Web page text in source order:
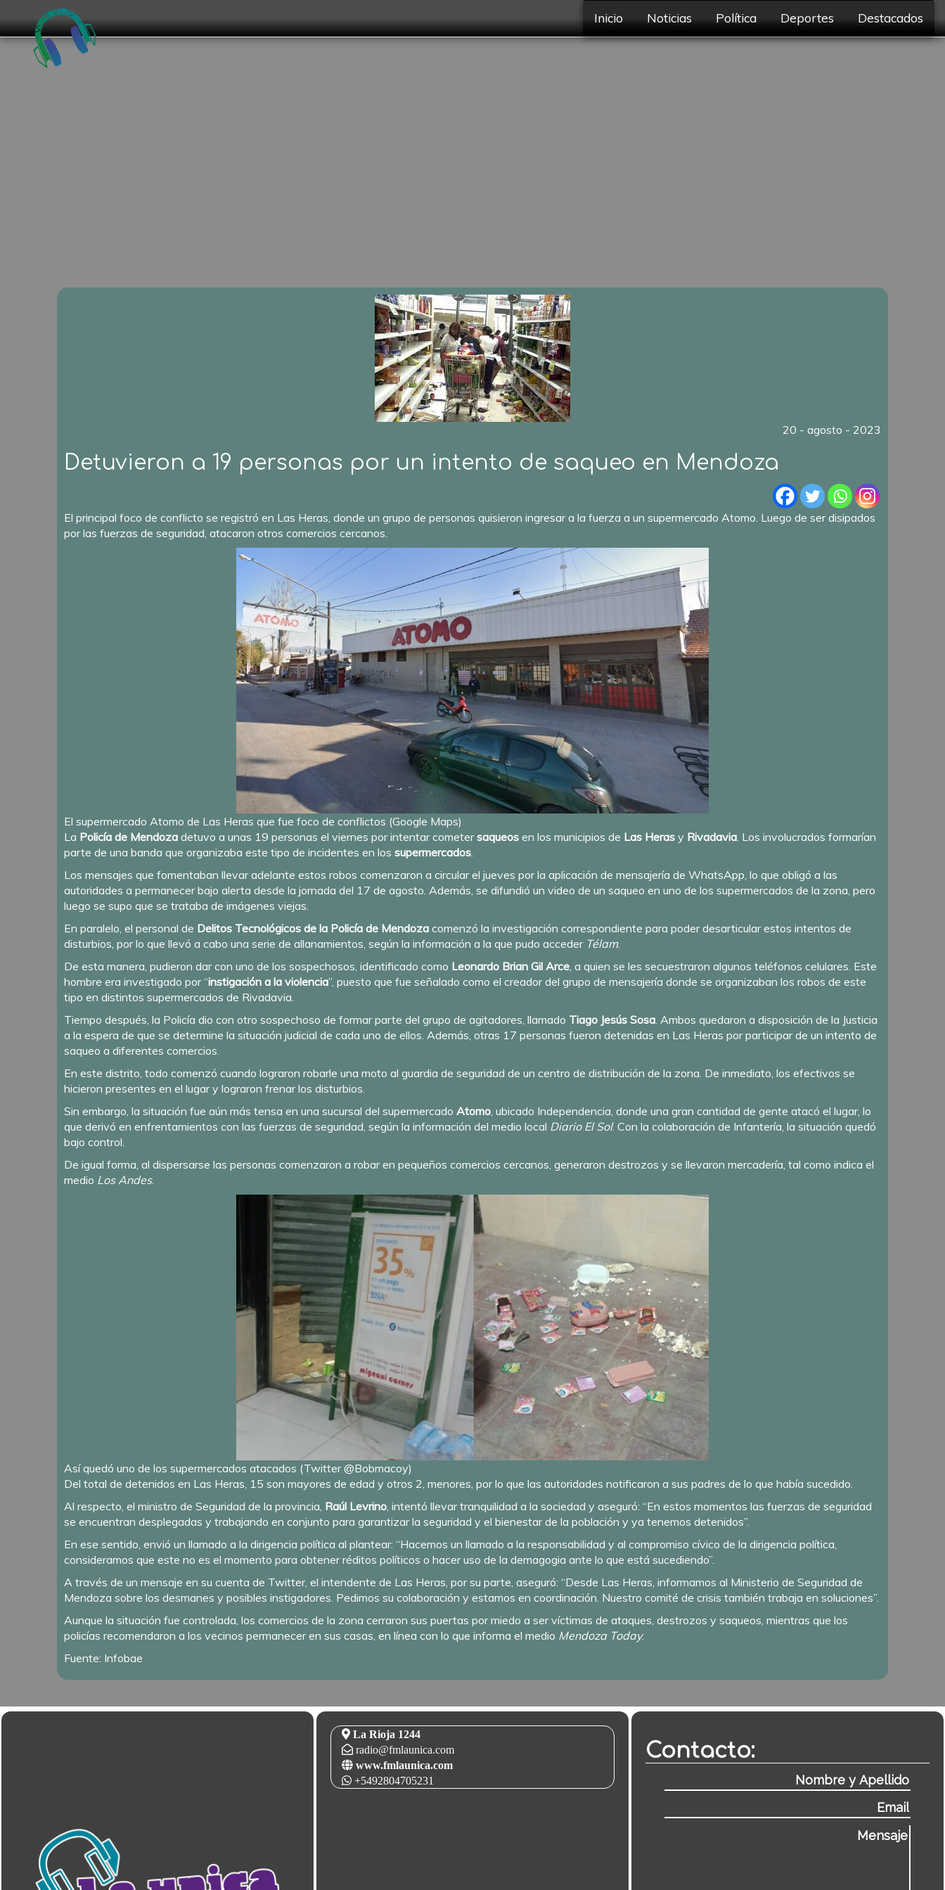
Inicio Noticias Política Deportes Destacados
20 - agosto - 2023
Detuvieron a 19 personas por un intento de saqueo en Mendoza
El principal foco de conflicto se registró en Las Heras, donde un grupo de personas quisieron ingresar a la fuerza a un supermercado Atomo. Luego de ser disipados
por las fuerzas de seguridad, atacaron otros comercios cercanos.
El supermercado Atomo de Las Heras que fue foco de conflictos (Google Maps)
La Policía de Mendoza detuvo a unas 19 personas el viernes por intentar cometersaqueosen los municipios de Las Heras y Rivadavia . Los involucrados formarían
parte de una banda que organizaba este tipo de incidentes en lossupermercados
Los mensajes que fomentaban llevar adelante estos robos comenzaron a circular el jueves por la aplicación de mensajería de WhatsApp, lo que obligó a las
autoridades a permanecer bajo alerta desde la jornada del 17 de agosto. Además, se difundió un video de un saqueo en uno de los supermercados de la zona, pero
luego se supo que se trataba de imágenes viejas.
En paralelo, el personal de Delitos Tecnológicos de la Policía de Mendoza comenzó la investigación correspondiente para poder desarticular estos intentos de
disturbios, por lo que llevó a cabo una serie de allanamientos, según la información a la que pudo acceder Télam.
De esta manera, pudieron dar con uno de los sospechosos, identificado como Leonardo Brian Gil Arce , a quien se les secuestraron algunos teléfonos celulares. Este
hombre era investigado por “instigación a la violencia”, puesto que fue señalado como el creador del grupo de mensajería donde se organizaban los robos de este
tipo en distintos supermercados de Rivadavia.
Tiempo después, la Policía dio con otro sospechoso de formar parte del grupo de agitadores, llamado Tiago Jesús Sosa . Ambos quedaron a disposición de la Justicia
a la espera de que se determine la situación judicial de cada uno de ellos. Además, otras 17 personas fueron detenidas en Las Heras por participar de un intento de
saqueo a diferentes comercios.
En este distrito, todo comenzó cuando lograron robarle una moto al guardia de seguridad de un centro de distribución de la zona. De inmediato, los efectivos se
hicieron presentes en el lugar y lograron frenar los disturbios.
Sin embargo, la situación fue aún más tensa en una sucursal del supermercado Atomo , ubicado Independencia, donde una gran cantidad de gente atacó el lugar, lo
que derivó en enfrentamientos con las fuerzas de seguridad, según la información del medio local Diario El Sol. Con la colaboración de Infantería, la situación quedó
bajo control.
De igual forma, al dispersarse las personas comenzaron a robar en pequeños comercios cercanos, generaron destrozos y se llevaron mercadería, tal como indica el
medio Los Andes.
Así quedó uno de los supermercados atacados (Twitter @Bobmacoy)
Del total de detenidos en Las Heras, 15 son mayores de edad y otros 2, menores, por lo que las autoridades notificaron a sus padres de lo que había sucedido.
Al respecto, el ministro de Seguridad de la provincia, Raúl Levrino , intentó llevar tranquilidad a la sociedad y aseguró: “En estos momentos las fuerzas de seguridad
se encuentran desplegadas y trabajando en conjunto para garantizar la seguridad y el bienestar de la población y ya tenemos detenidos”.
En ese sentido, envió un llamado a la dirigencia política al plantear: “Hacemos un llamado a la responsabilidad y al compromiso cívico de la dirigencia política,
consideramos que este no es el momento para obtener réditos políticos o hacer uso de la demagogia ante lo que está sucediendo”.
A través de un mensaje en su cuenta de Twitter, el intendente de Las Heras, por su parte, aseguró: “Desde Las Heras, informamos al Ministerio de Seguridad de
Mendoza sobre los desmanes y posibles instigadores. Pedimos su colaboración y estamos en coordinación. Nuestro comité de crisis también trabaja en soluciones”.
Aunque la situación fue controlada, los comercios de la zona cerraron sus puertas por miedo a ser víctimas de ataques, destrozos y saqueos, mientras que los
policías recomendaron a los vecinos permanecer en sus casas, en línea con lo que informa el medio Mendoza Today.
Fuente: Infobae
La Rioja 1244
radio@fmlaunica.com
www.fmlaunica.com
+5492804705231
Contacto: